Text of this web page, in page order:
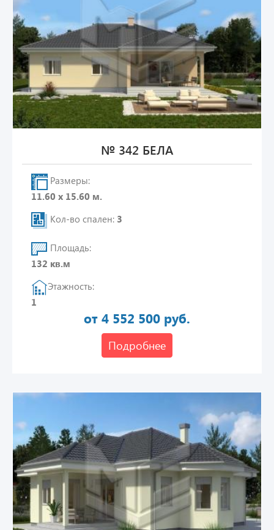
№ 342 БЕЛА
Размеры:
11.60 х 15.60 м.
Кол-во спален: 3
Площадь:
132 кв.м
Этажность:
1
от 4 552 500 руб.
Подробнее